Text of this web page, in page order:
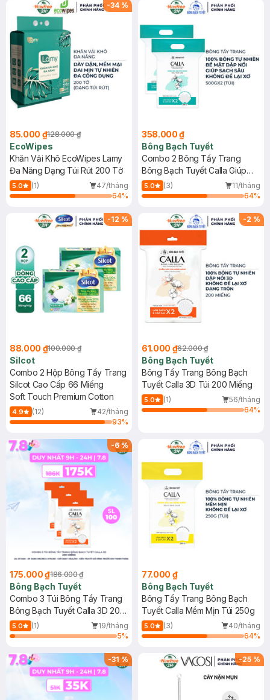
-34 %
85.000 ₫128.000 ₫
EcoWipes
Khăn Vải Khô EcoWipes Lamy
Đa Năng Dạng Túi Rút 200 Tờ
5.0 (1)
47/tháng
64%
358.000 ₫
Bông Bạch Tuyết
Combo 2 Bông Tẩy Trang
Bông Bạch Tuyết Calla Giúp
Sạch Sâu Túi 500g
5.0 (3)
11/tháng
64%
-12 %
88.000 ₫100.000 ₫
Silcot
Combo 2 Hộp Bông Tẩy Trang
Silcot Cao Cấp 66 Miếng
Soft Touch Premium Cotton
4.9 (12)
42/tháng
93%
-2 %
61.000 ₫62.000 ₫
Bông Bạch Tuyết
Bông Tẩy Trang Bông Bạch
Tuyết Calla 3D Túi 200 Miếng
5.0 (1)
56/tháng
64%
-6%
175.000 ₫186.000 ₫
Bông Bạch Tuyết
Combo 3 Túi Bông Tẩy Trang
Bông Bạch Tuyết Calla 3D 200
Miếng
5.0 (1)
19/tháng
5%
77.000 ₫
Bông Bạch Tuyết
Bông Tẩy Trang Bông Bạch
Tuyết Calla Mềm Mịn Túi 250g
5.0 (3)
40/tháng
64%
-31% -25 %